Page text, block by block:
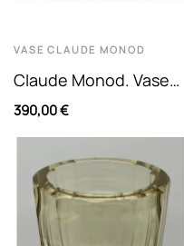
VASE CLAUDE MONOD
Claude Monod. Vase
Sphérique Soliflore À
Nuances Bleues Et
Rouges....
390,00 €